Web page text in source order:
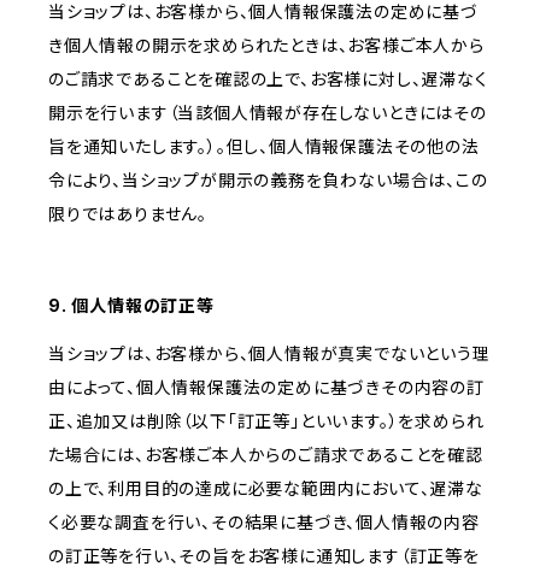
当ショップは、お客様から、個人情報保護法の定めに基づ
き個人情報の開示を求められたときは、お客様ご本人から
のご請求であることを確認の上で、お客様に対し、遅滞なく
開示を行います（当該個人情報が存在しないときにはその
旨を通知いたします。）。但し、個人情報保護法その他の法
令により、当ショップが開示の義務を負わない場合は、この
限りではありません。
9. 個人情報の訂正等
当ショップは、お客様から、個人情報が真実でないという理
由によって、個人情報保護法の定めに基づきその内容の訂
正、追加又は削除（以下「訂正等」といいます。）を求められ
た場合には、お客様ご本人からのご請求であることを確認
の上で、利用目的の達成に必要な範囲内において、遅滞な
く必要な調査を行い、その結果に基づき、個人情報の内容
の訂正等を行い、その旨をお客様に通知します（訂正等を